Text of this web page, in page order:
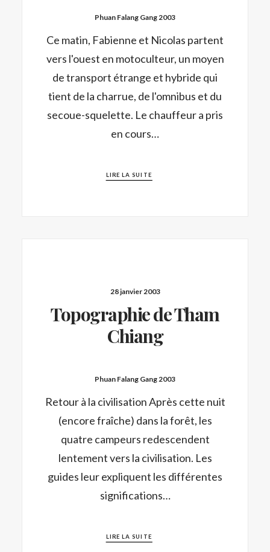
Phuan Falang Gang 2003
Ce matin, Fabienne et Nicolas partent
vers l'ouest en motoculteur, un moyen
de transport étrange et hybride qui
tient de la charrue, de l'omnibus et du
secoue-squelette. Le chauffeur a pris
en cours…
LIRE LA SUITE
28 janvier 2003
Topographie de Tham
Chiang
Phuan Falang Gang 2003
Retour à la civilisation Après cette nuit
(encore fraîche) dans la forêt, les
quatre campeurs redescendent
lentement vers la civilisation. Les
guides leur expliquent les différentes
significations…
LIRE LA SUITE